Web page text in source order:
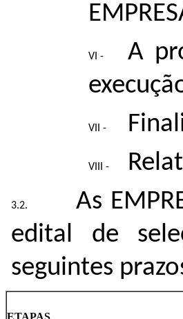
A
As
edital de
seguintes